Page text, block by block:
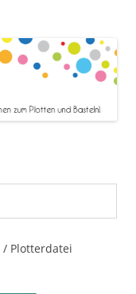
/ Plotterdatei